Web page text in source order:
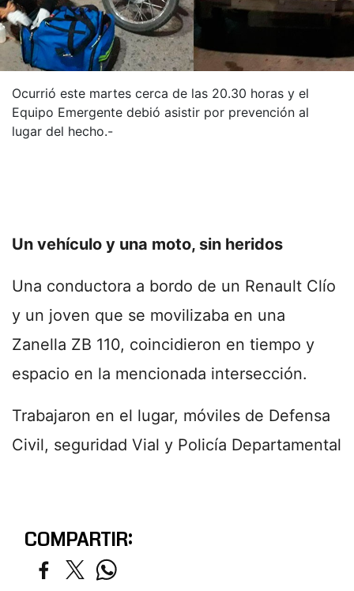
Ocurrió este martes cerca de las 20.30 horas y el
Equipo Emergente debió asistir por prevención al
lugar del hecho.-
Un vehículo y una moto, sin heridos
Una conductora a bordo de un Renault Clío
y un joven que se movilizaba en una
Zanella ZB 110, coincidieron en tiempo y
espacio en la mencionada intersección.
Trabajaron en el lugar, móviles de Defensa
Civil, seguridad Vial y Policía Departamental
COMPARTIR: